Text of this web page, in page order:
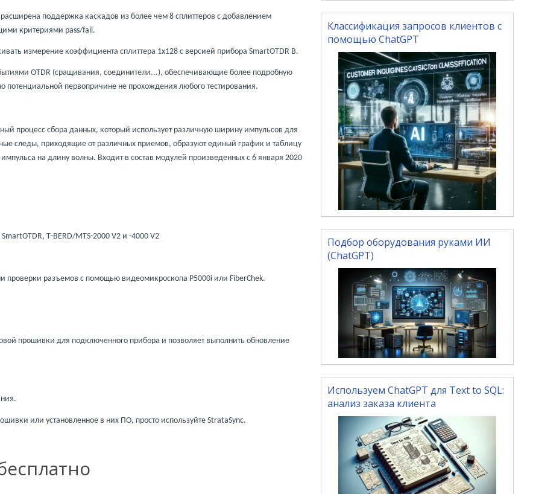
поддержка каскадов из более чем 8 сплиттеров с добавлением
критериями pass/fail .
измерение коэффициента сплиттера 1x128 с версией прибора SmartOTDR B.
OTDR (сращивания, соединители...), обеспечивающие более подробную
первопричине не прохождения любого тестирования.
процесс сбора данных, который использует различную ширину импульсов для
следы, приходящие от различных приемов, образуют единый график и таблицу
на длину волны. Входит в состав модулей произведенных с 6 января 2020
SmartOTDR, T-BERD/MTS-2000 V2 и -4000 V2
проверки разъемов с помощью видеомикроскопа P5000i или FiberChek.
прошивки для подключенного прибора и позволяет выполнить обновление
или установленное в них ПО, просто используйте StrataSync.
Классификация запросов клиентов с
помощью ChatGPT
Подбор оборудования руками ИИ
(ChatGPT)
Используем ChatGPT для Text to SQL:
анализ заказа клиента